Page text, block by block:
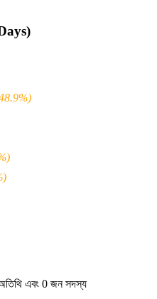
এবং 0 জন সদস্য